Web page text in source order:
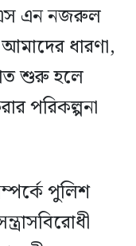
এস এন নজরুল
ধারণা,
শুরু হলে
পরিকল্পনা
পুলিশ